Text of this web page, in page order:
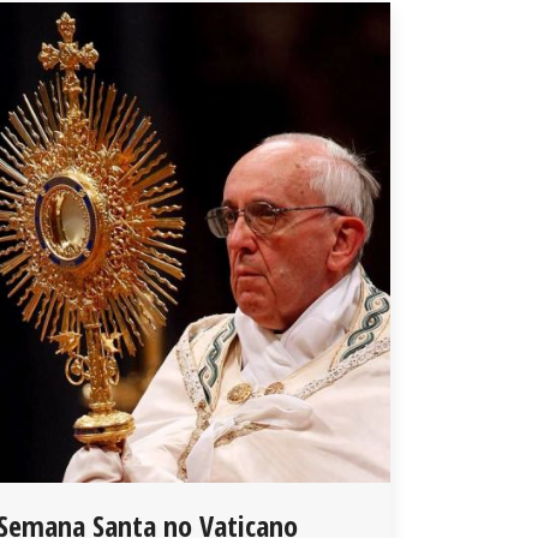
Santa no Vaticano